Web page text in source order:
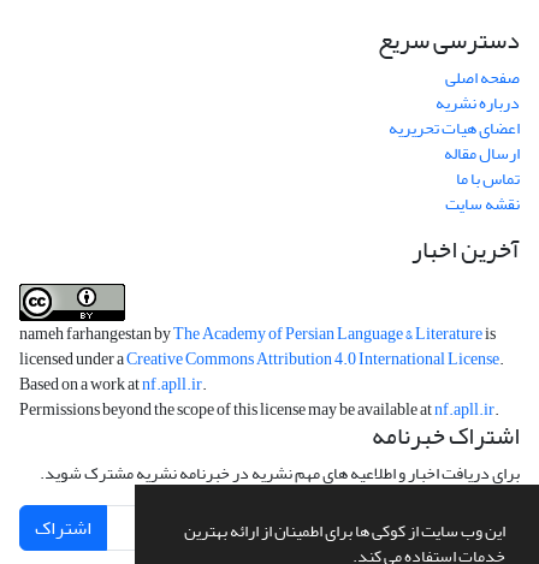
این وب سایت از کوکی ها برای اطمینان از ارائه بهترین
خدمات استفاده می کند.
دسترسی سریع
صفحه اصلی
درباره نشریه
اعضای هیات تحریریه
ارسال مقاله
تماس با ما
نقشه سایت
آخرین اخبار
nameh farhangestan byThe Academy of Persian Language & Literatureis
licensed under aCreative Commons Attribution 4.0 International License.
Based on a work atnf.apll.ir.
Permissions beyond the scope of this license may be available atnf.apll.ir.
اشتراک خبرنامه
برای دریافت اخبار و اطلاعیه های مهم نشریه در خبرنامه نشریه مشترک شوید.
اشتراک